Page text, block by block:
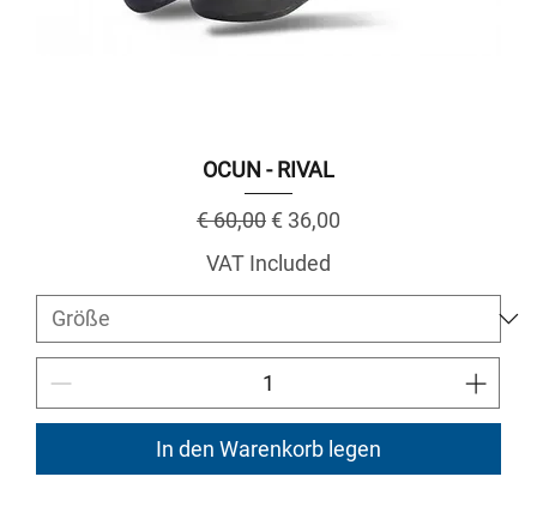
OCUN - RIVAL
Regular Price
€ 60,00Sale Price
€ 36,00
VAT Included
In den Warenkorb legen